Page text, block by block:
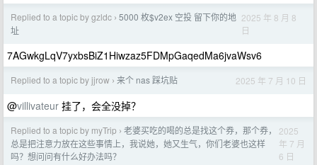
Replied to a topic by gzldc › 5000 枚$v2ex 空投 留下你的地
址
2025 年 8 月 8
日
7AGwkgLqV7yxbsBiZ1Hiwzaz5FDMpGaqedMa6jvaWsv6
Replied to a topic by jjrow › 来个 nas 踩坑贴 2025 年 7 月 10 日
@villivateur 挂了，会全没掉？
Replied to a topic by myTrip › 老婆买吃的喝的总是找这个券，那个券，
总是把注意力放在这些事情上，我说她，她又生气，你们老婆也这样
吗？想问问有什么好办法吗？
2025
年 7 月
6 日